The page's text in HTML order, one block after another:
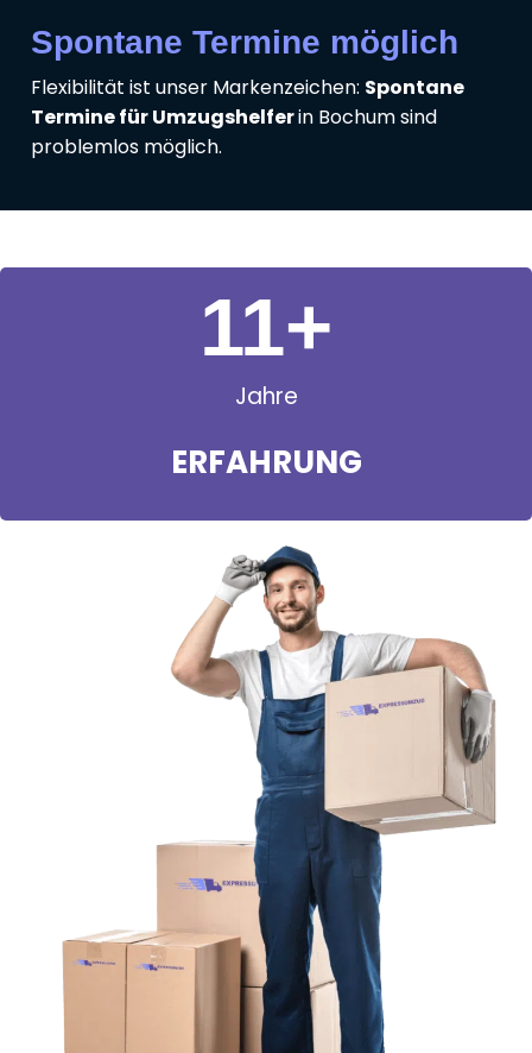
Spontane Termine möglich
Flexibilität ist unser Markenzeichen: Spontane
Termine für Umzugshelferin Bochum sind
problemlos möglich.
Jahre
ERFAHRUNG
11+